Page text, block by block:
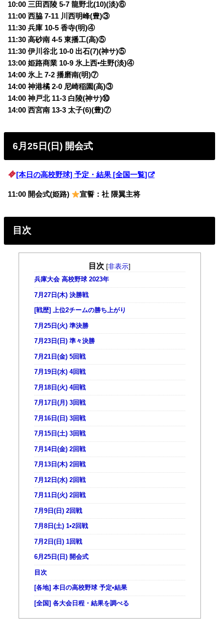
10:00 三田西陵 5-7 龍野北(10)(淡)⑥
11:00 西脇 7-11 川西明峰(豊)③
11:30 兵庫 10-5 香寺(明)④
11:30 高砂南 4-5 東播工(高)⑤
11:30 伊川谷北 10-0 出石(7)(神サ)⑤
13:00 姫路商業 10-9 氷上西•生野(淡)④
14:00 氷上 7-2 播磨南(明)⑦
14:00 神港橘 2-0 尼崎稲園(高)③
14:00 神戸北 11-3 白陵(神サ)⑩
14:00 西宮南 13-3 太子(6)(豊)⑦
6月25日(日) 開会式
[本日の高校野球] 予定・結果 [全国一覧]
11:00 開会式(姫路) 宣誓：社 隈翼主将
目次
目次 [非表示]
兵庫大会 高校野球 2023年
7月27日(木) 決勝戦
[戦歴] 上位2チームの勝ち上がり
7月25日(火) 準決勝
7月23日(日) 準々決勝
7月21日(金) 5回戦
7月19日(水) 4回戦
7月18日(火) 4回戦
7月17日(月) 3回戦
7月16日(日) 3回戦
7月15日(土) 3回戦
7月14日(金) 2回戦
7月13日(木) 2回戦
7月12日(水) 2回戦
7月11日(火) 2回戦
7月9日(日) 2回戦
7月8日(土) 1•2回戦
7月2日(日) 1回戦
6月25日(日) 開会式
目次
[各地] 本日の高校野球 予定•結果
[全国] 各大会日程・結果を調べる